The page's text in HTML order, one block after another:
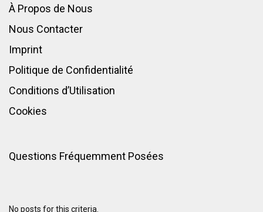
À Propos de Nous
Nous Contacter
Imprint
Politique de Confidentialité
Conditions d’Utilisation
Cookies
Questions Fréquemment Posées
No posts for this criteria.